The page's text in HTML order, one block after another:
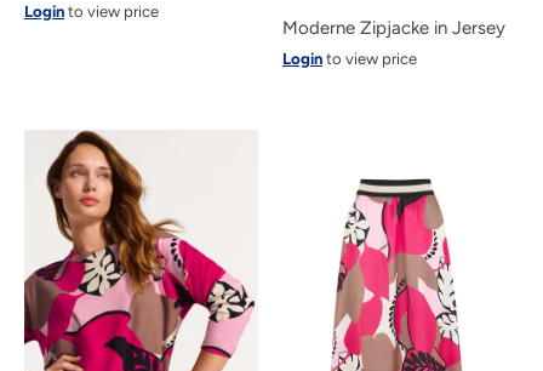
Login to view price
Moderne Zipjacke in Jersey
Login to view price